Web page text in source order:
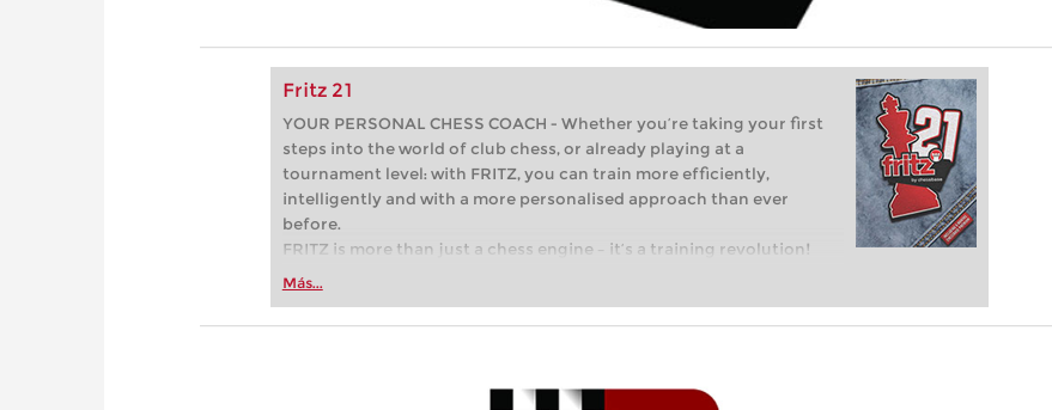
Fritz 21
YOUR PERSONAL CHESS COACH - Whether you’re taking your first
steps into the world of club chess, or already playing at a
tournament level: with FRITZ, you can train more efficiently,
intelligently and with a more personalised approach than ever
before.
FRITZ is more than just a chess engine – it’s a training revolution!
Whether you’re taking your first steps into the world of club chess,
more efficiently, intelligently and with a more personalised
Más...